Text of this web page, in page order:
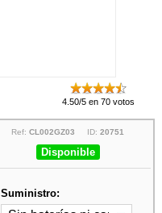
4.50/5 en 70 votos
Ref:CL002GZ03 ID:20751
Disponible
Suministro: